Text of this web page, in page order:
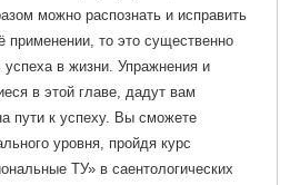
можно распознать и исправить
применении, то это существенно
в жизни. Упражнения и
в этой главе, дадут вам
пути к успеху. Вы сможете
уровня, пройдя курс
ТУ» в саентологических